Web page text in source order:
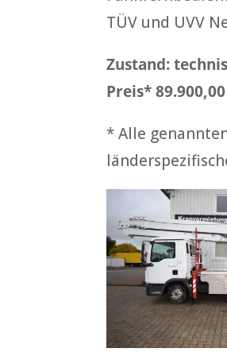
TÜV und UVV
Zustand:
Preis*
* Alle